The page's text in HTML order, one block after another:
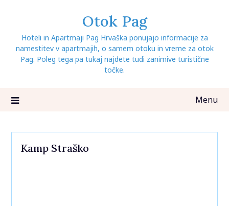
content
Otok Pag
Hoteli in Apartmaji Pag Hrvaška ponujajo informacije za
namestitev v apartmajih, o samem otoku in vreme za otok
Pag. Poleg tega pa tukaj najdete tudi zanimive turistične
točke.
Menu
Kamp Straško